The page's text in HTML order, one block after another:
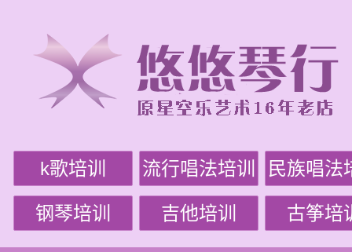
k歌培训 流行唱法培训 民族唱法
钢琴培训 吉他培训 古筝培